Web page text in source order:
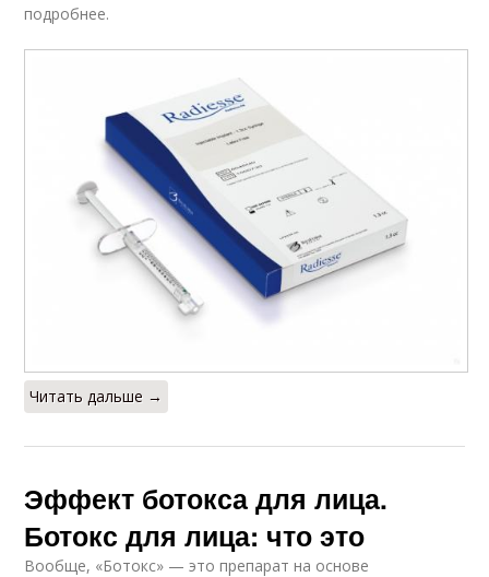
подробнее.
Читать дальше →
Эффект ботокса для лица.
Ботокс для лица: что это
Вообще, «Ботокс» — это препарат на основе